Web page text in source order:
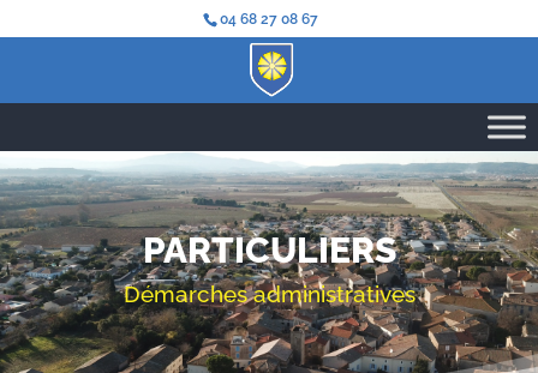
04 68 27 08 67
PARTICULIERS
Démarches administratives